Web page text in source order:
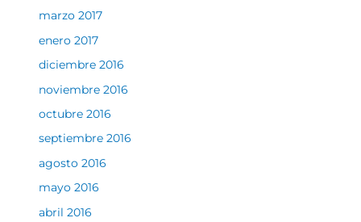
marzo 2017
enero 2017
diciembre 2016
noviembre 2016
octubre 2016
septiembre 2016
agosto 2016
mayo 2016
abril 2016